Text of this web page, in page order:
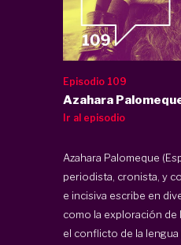
Episodio 109
Azahara
Ir al episodio
Azahara Palomeque
periodista, cronista, y
e incisiva escribe en
como la exploración
el conflicto de la